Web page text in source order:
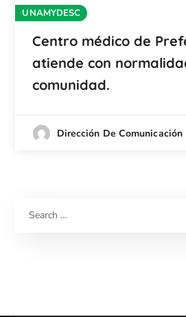
UNAMYDESC
Centro médico de
atiende con
comunidad.
Dirección De Comunicación